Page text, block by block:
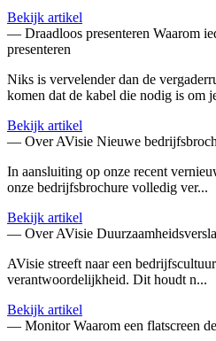
Bekijk artikel
— Draadloos presenteren Waarom
presenteren
Niks is vervelender dan de
komen dat de kabel die nodig is om
Bekijk artikel
— Over AVisie Nieuwe
In aansluiting op onze recent
onze bedrijfsbrochure volledig ver...
Bekijk artikel
— Over AVisie
AVisie streeft naar een
verantwoordelijkheid. Dit houdt n...
Bekijk artikel
— Monitor Waarom een flatscreen